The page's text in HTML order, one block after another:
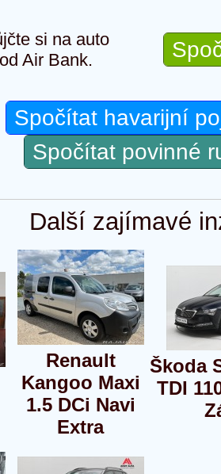
si na auto
od Air Bank.
Spočítat havarijní
Spočítat povinné
Další zajímavé
Renault
Kangoo Maxi
1.5 DCi Navi
Extra
Škoda
TDI